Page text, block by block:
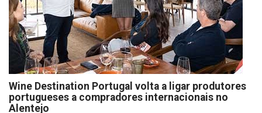
Wine Destination Portugal volta a ligar produtores
portugueses a compradores internacionais no
Alentejo